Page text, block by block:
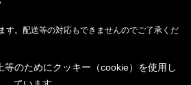
す。配送等の対応もできませんのでご了承くだ
等のためにクッキー（cookie）を使用し